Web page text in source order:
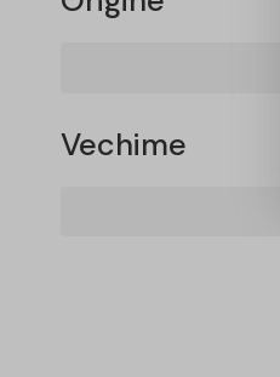
Vechime